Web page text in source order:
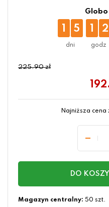
1 5 1 2
225.90 zł
Najniższa cena
DO
Magazyn centralny: 50 szt.